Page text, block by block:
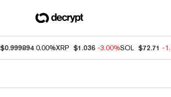
$0.999894 0.00%XRP $1.036 -3.00%SOL $72.71 -